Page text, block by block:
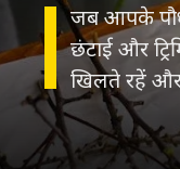
जब आपके
छंटाई और
खिलते रहें